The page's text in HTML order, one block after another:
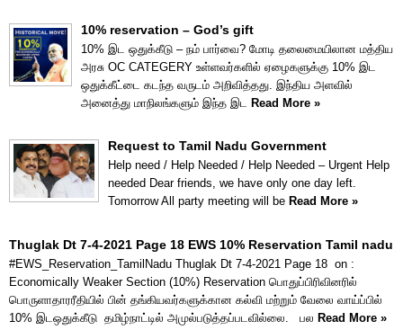
10% reservation – God’s gift
10% இட ஒதுக்கீடு – நம் பார்வை? மோடி தலைமையிலான மத்திய
அரசு OC CATEGERY உள்ளவர்களில் ஏழைகளுக்கு 10% இட
ஒதுக்கீட்டை கடந்த வருடம் அறிவித்தது. இந்திய அளவில்
அனைத்து மாநிலங்களும் இந்த இட Read More »
Request to Tamil Nadu Government
Help need / Help Needed / Help Needed – Urgent Help
needed Dear friends, we have only one day left.
Tomorrow All party meeting will be Read More »
Thuglak Dt 7-4-2021 Page 18 EWS 10% Reservation Tamil nadu
#EWS_Reservation_TamilNadu Thuglak Dt 7-4-2021 Page 18 on :
Economically Weaker Section (10%) Reservation பொதுப்பிரிவினரில்
பொருளாதாரரீதியில் பின் தங்கியவர்களுக்கான கல்வி மற்றும் வேலை வாய்ப்பில்
10% இடஒதுக்கீடு தமிழ்நாட்டில் அமுல்படுத்தப்படவில்லை. பல Read More »